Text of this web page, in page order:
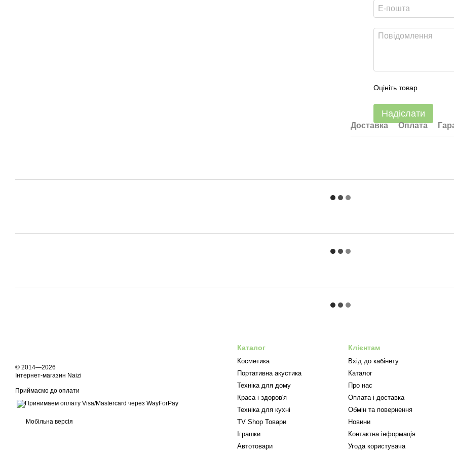
Оцініть товар
Надіслати
Доставка Оплата
© 2014—2026
Інтернет-магазин Naizi
Приймаємо до оплати
Мобільна версія
Каталог
Косметика
Портативна акустика
Техніка для дому
Краса і здоров'я
Техніка для кухні
TV Shop Товари
Іграшки
Автотовари
Клієнтам
Вхід до кабінету
Каталог
Про нас
Оплата і доставка
Обмін та повернення
Новини
Контактна інформація
Угода користувача